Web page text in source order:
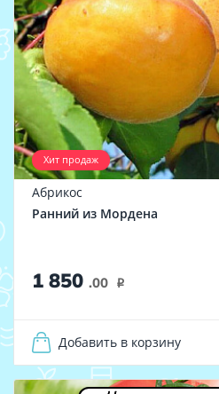
Хит продаж
Абрикос
Ранний из Мордена
1 850 .00 i
Добавить в корзину